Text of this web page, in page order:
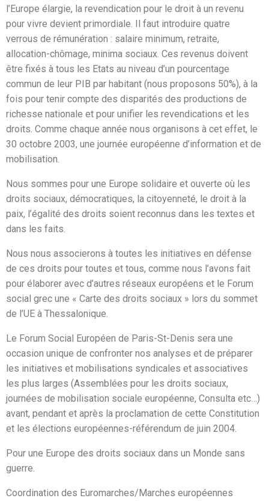
l’Europe élargie, la revendication pour le droit à un revenu
pour vivre devient primordiale. Il faut introduire quatre
verrous de rémunération : salaire minimum, retraite,
allocation-chômage, minima sociaux. Ces revenus doivent
être fixés à tous les Etats au niveau d’un pourcentage
commun de leur PIB par habitant (nous proposons 50%), à la
fois pour tenir compte des disparités des productions de
richesse nationale et pour unifier les revendications et les
droits. Comme chaque année nous organisons à cet effet, le
30 octobre 2003, une journée européenne d’information et de
mobilisation.
Nous sommes pour une Europe solidaire et ouverte où les
droits sociaux, démocratiques, la citoyenneté, le droit à la
paix, l’égalité des droits soient reconnus dans les textes et
dans les faits.
Nous nous associerons à toutes les initiatives en défense
de ces droits pour toutes et tous, comme nous l’avons fait
pour élaborer avec d’autres réseaux européens et le Forum
social grec une « Carte des droits sociaux » lors du sommet
de l’UE à Thessalonique.
Le Forum Social Européen de Paris-St-Denis sera une
occasion unique de confronter nos analyses et de préparer
les initiatives et mobilisations syndicales et associatives
les plus larges (Assemblées pour les droits sociaux,
journées de mobilisation sociale européenne, Consulta etc…)
avant, pendant et après la proclamation de cette Constitution
et les élections européennes-référendum de juin 2004.
Pour une Europe des droits sociaux dans un Monde sans
guerre.
Coordination des Euromarches/Marches européennes